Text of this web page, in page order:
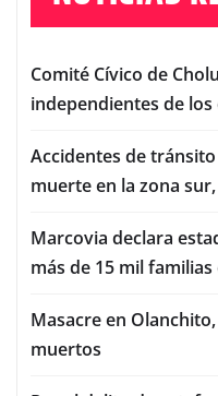
Comité Cívico de
independientes de
Accidentes de
muerte en la zona
Marcovia declara
más de 15 mil
Masacre en
muertos